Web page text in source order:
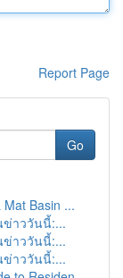
Report Page
Go
Basin ...
ข่าววันนี้:...
ข่าววันนี้:...
ข่าววันนี้:...